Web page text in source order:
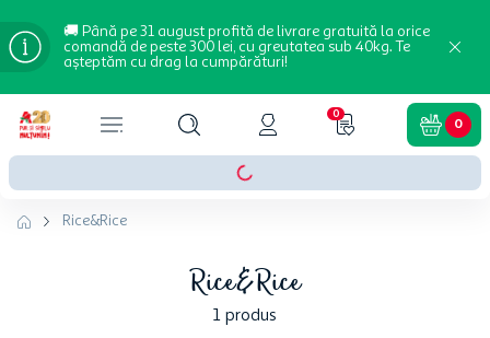
🚚 Până pe 31 august profită de livrare gratuită la orice
comandă de peste 300 lei, cu greutatea sub 40kg. Te
așteptăm cu drag la cumpărături!
0
0
Rice&Rice
Rice&Rice
1 produs